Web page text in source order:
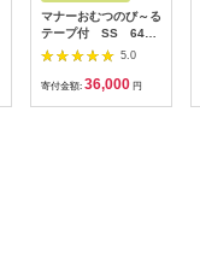
マナーおむつのび～る
テープ付 SS 64枚
× 6袋
5.0
寄付金額: 36,000 円